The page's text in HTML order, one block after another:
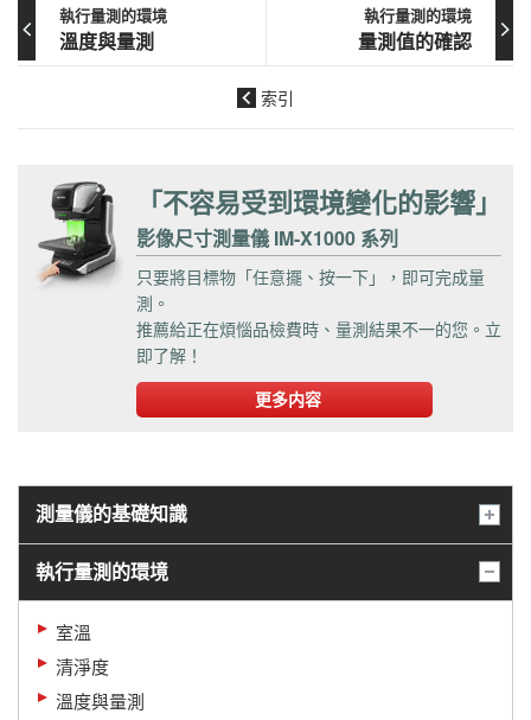
執行量測的環境
溫度與量測
執行量測的環境
量測值的確認
索引
「不容易受到環境變化的影響」
影像尺寸測量儀 IM-X1000 系列
只要將目標物「任意擺、按一下」，即可完成量
測。
推薦給正在煩惱品檢費時、量測結果不一的您。立
即了解！
更多内容
測量儀的基礎知識
執行量測的環境
室溫
清淨度
溫度與量測